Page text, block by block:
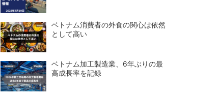
ベトナム消費者の外食の関心は依然
として高い
ベトナム加工製造業、6年ぶりの最
高成長率を記録